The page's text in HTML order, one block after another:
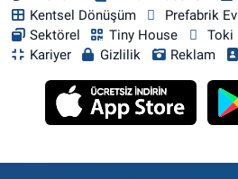
Kentsel Dönüşüm
Prefabrik Ev
Sektörel
Tiny House Toki
Kariyer
Gizlilik Reklam